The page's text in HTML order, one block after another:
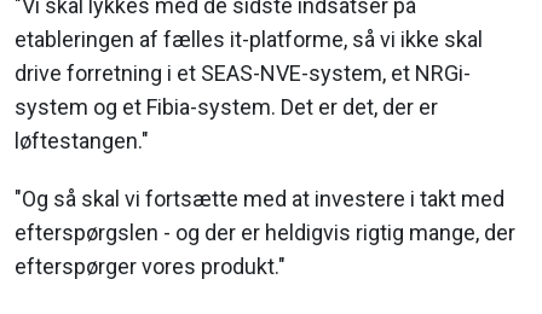
"Vi skal lykkes med de sidste indsatser på
etableringen af fælles it-platforme, så vi ikke skal
drive forretning i et SEAS-NVE-system, et NRGi-
system og et Fibia-system. Det er det, der er
løftestangen."
"Og så skal vi fortsætte med at investere i takt med
efterspørgslen - og der er heldigvis rigtig mange, der
efterspørger vores produkt."